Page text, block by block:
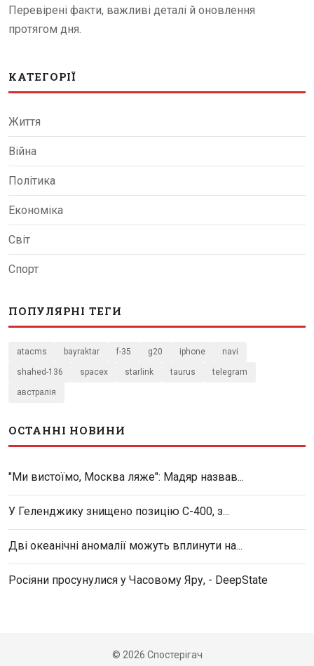
Перевірені факти, важливі деталі й оновлення
протягом дня.
КАТЕГОРІЇ
Життя
Війна
Політика
Економіка
Світ
Спорт
ПОПУЛЯРНІ ТЕГИ
atacms bayraktar f-35 g20 iphone navi
shahed-136 spacex starlink taurus telegram
австралія
ОСТАННІ НОВИНИ
"Ми вистоїмо, Москва ляже": Мадяр назвав...
У Геленджику знищено позицію С-400, з...
Дві океанічні аномалії можуть вплинути на...
Росіяни просунулися у Часовому Яру, - DeepState
© 2026 Спостерігач